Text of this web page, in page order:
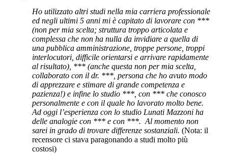
Ho utilizzato altri studi nella mia carriera professionale
ed negli ultimi 5 anni mi è capitato di lavorare con ***
(non per mia scelta; struttura troppo articolata e
complessa che non ha nulla da invidiare a quella di
una pubblica amministrazione, troppe persone, troppi
interlocutori, difficile orientarsi e arrivare rapidamente
al risultato), *** (anche questa non per mia scelta,
collaborato con il dr. ***, persona che ho avuto modo
di apprezzare e stimare di grande competenza e
pazienza!) e infine lo studio ***, con *** che conosco
personalmente e con il quale ho lavorato molto bene.
Ad oggi l’esperienza con lo studio Lunati Mazzoni ha
delle analogie con *** e con ***. Al momento non
sarei in grado di trovare differenze sostanziali. (Nota: il
recensore ci stava paragonando a studi molto più
costosi)